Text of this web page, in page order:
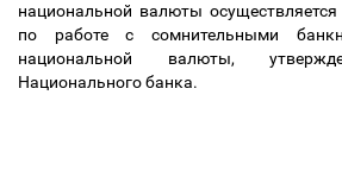
национальной валюты осуществляется
по работе с сомнительными
национальной валюты,
Национального банка.